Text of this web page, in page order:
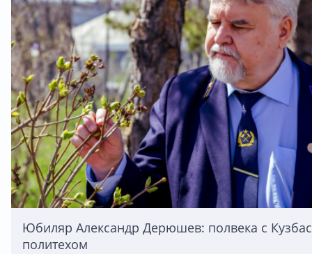
Юбиляр Александр Дерюшев: полвека с
политехом